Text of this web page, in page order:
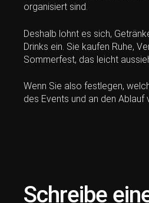
organisiert sind.
Deshalb lohnt es sich,
Drinks ein. Sie kaufen Ruhe,
Sommerfest, das leicht
Wenn Sie also festlegen,
des Events und an den
Schreibe